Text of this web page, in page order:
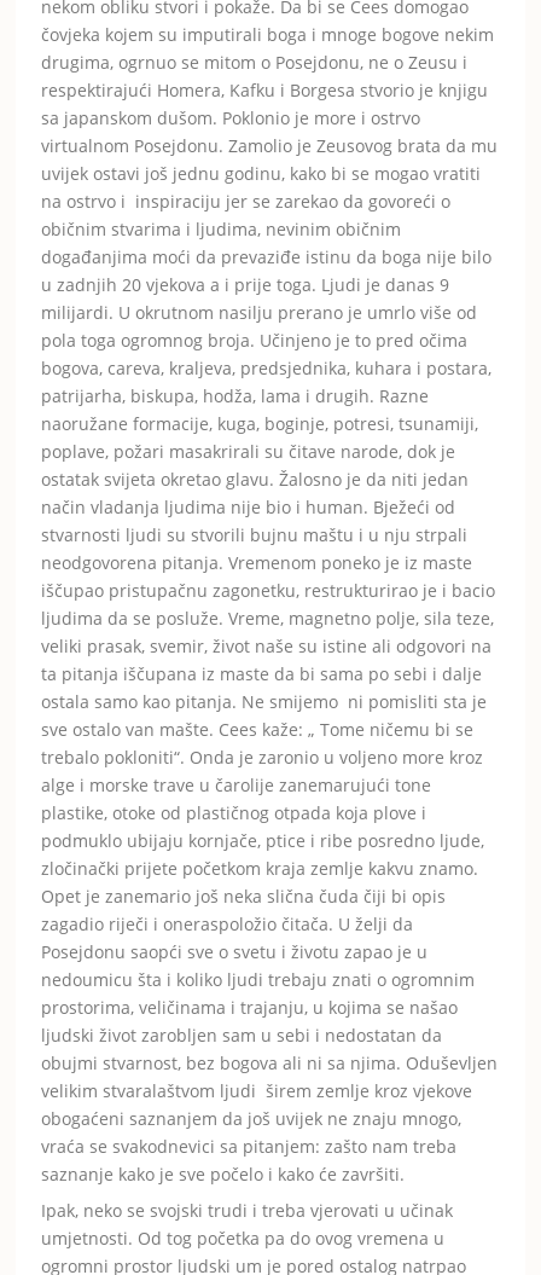
nekom obliku stvori i pokaže. Da bi se Cees domogao
čovjeka kojem su imputirali boga i mnoge bogove nekim
drugima, ogrnuo se mitom o Posejdonu, ne o Zeusu i
respektirajući Homera, Kafku i Borgesa stvorio je knjigu
sa japanskom dušom. Poklonio je more i ostrvo
virtualnom Posejdonu. Zamolio je Zeusovog brata da mu
uvijek ostavi još jednu godinu, kako bi se mogao vratiti
na ostrvo i inspiraciju jer se zarekao da govoreći o
običnim stvarima i ljudima, nevinim običnim
događanjima moći da prevaziđe istinu da boga nije bilo
u zadnjih 20 vjekova a i prije toga. Ljudi je danas 9
milijardi. U okrutnom nasilju prerano je umrlo više od
pola toga ogromnog broja. Učinjeno je to pred očima
bogova, careva, kraljeva, predsjednika, kuhara i postara,
patrijarha, biskupa, hodža, lama i drugih. Razne
naoružane formacije, kuga, boginje, potresi, tsunamiji,
poplave, požari masakrirali su čitave narode, dok je
ostatak svijeta okretao glavu. Žalosno je da niti jedan
način vladanja ljudima nije bio i human. Bježeći od
stvarnosti ljudi su stvorili bujnu maštu i u nju strpali
neodgovorena pitanja. Vremenom poneko je iz maste
iščupao pristupačnu zagonetku, restrukturirao je i bacio
ljudima da se posluže. Vreme, magnetno polje, sila teze,
veliki prasak, svemir, život naše su istine ali odgovori na
ta pitanja iščupana iz maste da bi sama po sebi i dalje
ostala samo kao pitanja. Ne smijemo ni pomisliti sta je
sve ostalo van mašte. Cees kaže: „ Tome ničemu bi se
trebalo pokloniti“. Onda je zaronio u voljeno more kroz
alge i morske trave u čarolije zanemarujući tone
plastike, otoke od plastičnog otpada koja plove i
podmuklo ubijaju kornjače, ptice i ribe posredno ljude,
zločinački prijete početkom kraja zemlje kakvu znamo.
Opet je zanemario još neka slična čuda čiji bi opis
zagadio riječi i oneraspoložio čitača. U želji da
Posejdonu saopći sve o svetu i životu zapao je u
nedoumicu šta i koliko ljudi trebaju znati o ogromnim
prostorima, veličinama i trajanju, u kojima se našao
ljudski život zarobljen sam u sebi i nedostatan da
obujmi stvarnost, bez bogova ali ni sa njima. Oduševljen
velikim stvaralaštvom ljudi širem zemlje kroz vjekove
obogaćeni saznanjem da još uvijek ne znaju mnogo,
vraća se svakodnevici sa pitanjem: zašto nam treba
saznanje kako je sve počelo i kako će završiti.
Ipak, neko se svojski trudi i treba vjerovati u učinak
umjetnosti. Od tog početka pa do ovog vremena u
ogromni prostor ljudski um je pored ostalog natrpao